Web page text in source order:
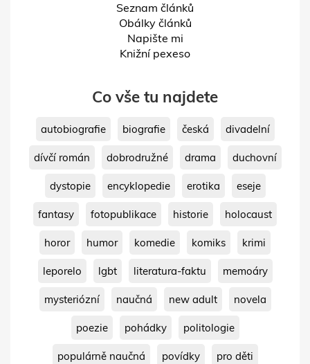
Seznam článků
Obálky článků
Napište mi
Knižní pexeso
Co vše tu najdete
autobiografie biografie česká divadelní
dívčí román dobrodružné drama duchovní
dystopie encyklopedie erotika eseje
fantasy fotopublikace historie holocaust
horor humor komedie komiks krimi
leporelo lgbt literatura-faktu memoáry
mysteriózní naučná new adult novela
poezie pohádky politologie
populárně naučná povídky pro děti